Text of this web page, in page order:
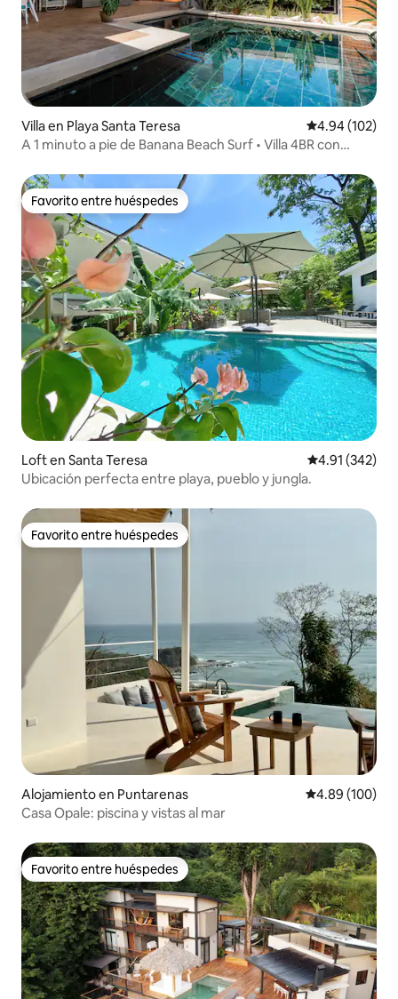
Villa en Playa Santa Teresa Calificación
4.94 (102)
A 1 minuto a pie de Banana Beach Surf • Villa 4BR con
Favorito entre huéspedes
Favorito entre huéspedes
Loft en Santa Teresa Calificación
4.91 (342)
Ubicación perfecta entre playa, pueblo y jungla.
Favorito entre huéspedes
Favorito entre huéspedes
Alojamiento en Puntarenas Calificación
4.89 (100)
Casa Opale: piscina y vistas al mar
Favorito entre huéspedes
Favorito entre huéspedes